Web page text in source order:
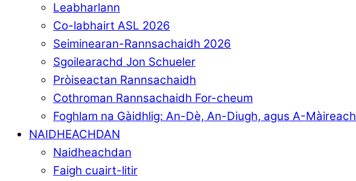
Leabharlann
Co-labhairt ASL 2026
Seiminearan-Rannsachaidh 2026
Sgoilearachd Jon Schueler
Pròiseactan Rannsachaidh
Cothroman Rannsachaidh For-cheum
Foghlam na Gàidhlig: An-Dè, An-Diugh, agus A-Màireach
NAIDHEACHDAN
Naidheachdan
Faigh cuairt-litir